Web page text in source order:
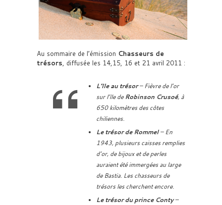
Au sommaire de l’émission Chasseurs de
trésors, diffusée les 14,15, 16 et 21 avril 2011 :
L’île au trésor– Fièvre de l’or
sur l’île deRobinson Crusoé, à
650 kilomètres des côtes
chiliennes.
Le trésor de Rommel– En
1943, plusieurs caisses remplies
d’or, de bijoux et de perles
auraient été immergées au large
de Bastia. Les chasseurs de
trésors les cherchent encore.
Le trésor du prince Conty–